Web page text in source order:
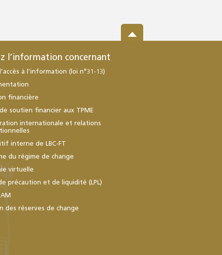
l’information concernant
à l’information (loi n°31-13)
financière
soutien financier aux TPME
internationale et relations
interne de LBC-FT
du régime de change
virtuelle
précaution et de liquidité (LPL)
des réserves de change